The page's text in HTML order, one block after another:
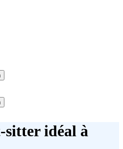
sitter idéal à